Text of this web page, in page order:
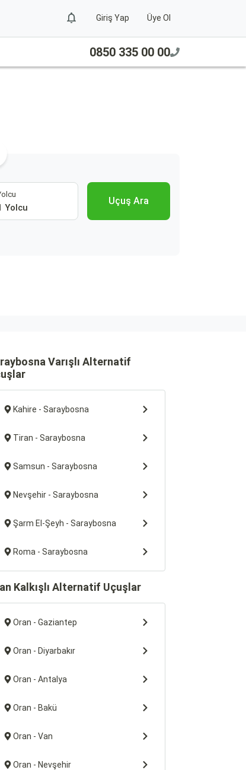
Giriş Yap Üye Ol
0850 335 00 00
Yolcu
Uçuş Ara
Varışlı Alternatif
Kahire - Saraybosna
Tiran - Saraybosna
Samsun - Saraybosna
Nevşehir - Saraybosna
Şarm El-Şeyh - Saraybosna
Roma - Saraybosna
Kalkışlı Alternatif Uçuşlar
Oran - Gaziantep
Oran - Diyarbakır
Oran - Antalya
Oran - Bakü
Oran - Van
Oran - Nevşehir